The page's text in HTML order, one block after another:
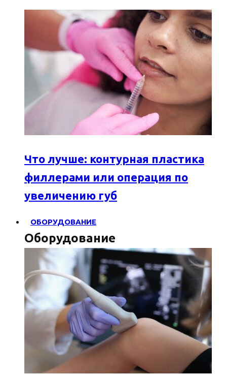
Что лучше: контурная пластика
филлерами или операция по
увеличению губ
ОБОРУДОВАНИЕ
Оборудование